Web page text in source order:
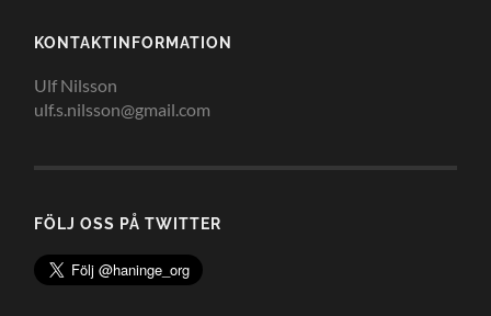
KONTAKTINFORMATION
Ulf Nilsson
ulf.s.nilsson@gmail.com
FÖLJ OSS PÅ TWITTER